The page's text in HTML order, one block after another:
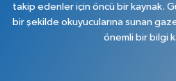
takip edenler için öncü bir kaynak.
bir şekilde okuyucularına sunan
önemli bir bilgi